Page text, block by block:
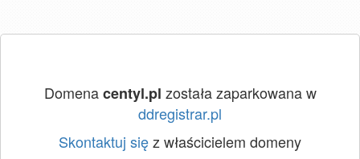
Domenacentyl.pl została zaparkowana w
ddregistrar.pl
Skontaktuj sięz właścicielem domeny